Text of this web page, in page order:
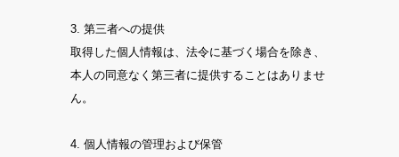
3. 第三者への提供
取得した個人情報は、法令に基づく場合を除き、
本人の同意なく第三者に提供することはありませ
ん。
4. 個人情報の管理および保管